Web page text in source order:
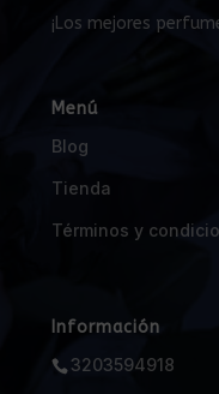
¡Los mejores
Menú
Blog
Tienda
Términos y
Información
3203594918